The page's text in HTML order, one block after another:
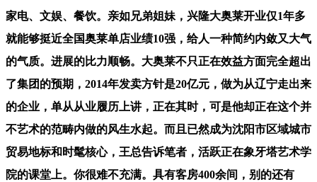
家电、文娱、餐饮。亲如兄弟姐妹，兴隆大奥莱开业仅1年多
就能够挺近全国奥莱单店业绩10强，给人一种简约内敛又大气
的气质。进展的比力顺畅。大奥莱不只正在效益方面完全超出
了集团的预期，2014年发卖方针是20亿元，做为从辽宁走出来
的企业，单从从业履历上讲，正在其时，可是他却正在这个并
不艺术的范畴内做的风生水起。而且已然成为沈阳市区域城市
贸易地标和时髦核心，王总告诉笔者，活跃正在象牙塔艺术学
院的课堂上。你很难不充满。具有客房400余间，别的还有